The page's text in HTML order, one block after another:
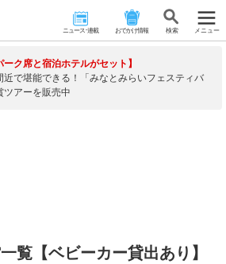
ニュース･連載 おでかけ情報 検 索 メニュー
ーク席と宿泊ホテルがセット】
近で堪能できる！「みなとみらいフェスティバ
ツアーを販売中
覧【ベビーカー貸出あり】